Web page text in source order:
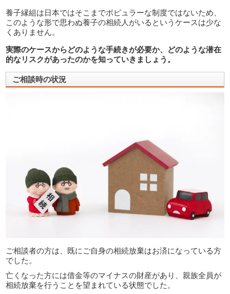
養子縁組は日本ではそこまでポピュラーな制度ではないため、
このような形で思わぬ養子の相続人がいるというケースは少な
くありません。
実際のケースからどのような手続きが必要か、どのような潜在
的なリスクがあったのかを知っていきましょう。
ご相談時の状況
ご相談者の方は、既にご自身の相続放棄はお済になっている方
でした。
亡くなった方には借金等のマイナスの財産があり、親族全員が
相続放棄を行うことを望まれている状態でした。